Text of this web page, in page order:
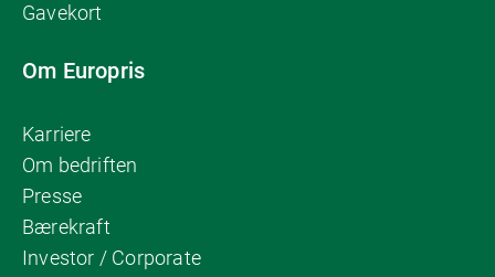
Gavekort
Om Europris
Karriere
Om bedriften
Presse
Bærekraft
Investor / Corporate